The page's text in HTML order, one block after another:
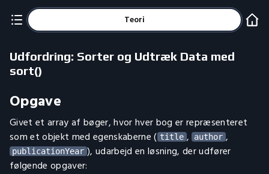
Teori
Udfordring: Sorter og Udtræk Data med
sort()
Opgave
Givet et array af bøger, hvor hver bog er repræsenteret
som et objekt med egenskaberne ( title , author ,
publicationYear ), udarbejd en løsning, der udfører
følgende opgaver: